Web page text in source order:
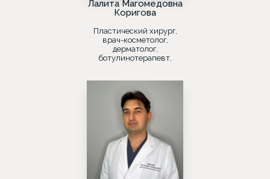
Лалита Магомедовна
Коригова
Пластический хирург,
врач-косметолог,
дерматолог,
ботулинотерапевт,